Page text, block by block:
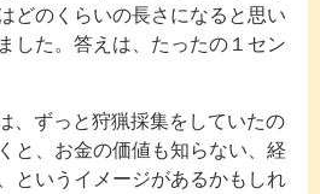
どのくらいの長さになると思い
した。答えは、たったの１セン
、ずっと狩猟採集をしていたの
と、お金の価値も知らない、経
というイメージがあるかもしれ